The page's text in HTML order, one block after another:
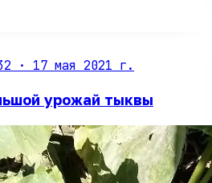
· 17 мая 2021 г.
урожай тыквы